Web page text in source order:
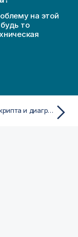
на этой
то
Функции скрипта и диаграммы